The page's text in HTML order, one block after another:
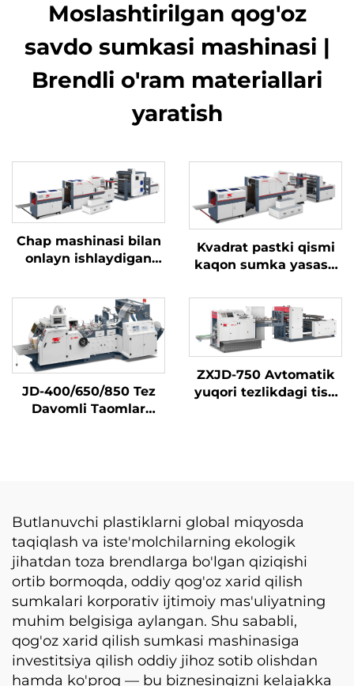
Moslashtirilgan qog'oz
savdo sumkasi mashinasi |
Brendli o'ram materiallari
yaratish
Chap mashinasi bilan
onlayn ishlaydigan
mashinasi
Kvadrat pastki qismi
kaqon sumka yasash
avtomatik rollidan
JD-400/650/850 Tez
Davomli Taomlar
ZXJD-750 Avtomatik
yuqori tezlikdagi tish
Butlanuvchi plastiklarni global miqyosda
taqiqlash va iste'molchilarning ekologik
jihatdan toza brendlarga bo'lgan qiziqishi
ortib bormoqda, oddiy qog'oz xarid qilish
sumkalari korporativ ijtimoiy mas'uliyatning
muhim belgisiga aylangan. Shu sababli,
qog'oz xarid qilish sumkasi mashinasiga
investitsiya qilish oddiy jihoz sotib olishdan
hamda ko'proq — bu biznesingizni kelajakka